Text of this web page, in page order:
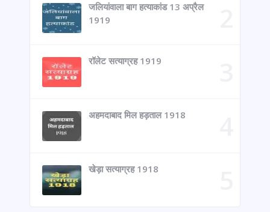
जलियांवाला बाग हत्याकांड 13 अप्रैल
1919
रॉलेट सत्याग्रह 1919
अहमदाबाद मिल हड़ताल 1918
खेड़ा सत्याग्रह 1918